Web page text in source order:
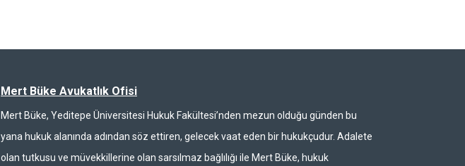
Mert Büke Avukatlık Ofisi
Mert Büke, Yeditepe Üniversitesi Hukuk Fakültesi’nden mezun olduğu günden bu
yana hukuk alanında adından söz ettiren, gelecek vaat eden bir hukukçudur. Adalete
olan tutkusu ve müvekkillerine olan sarsılmaz bağlılığı ile Mert Büke, hukuk